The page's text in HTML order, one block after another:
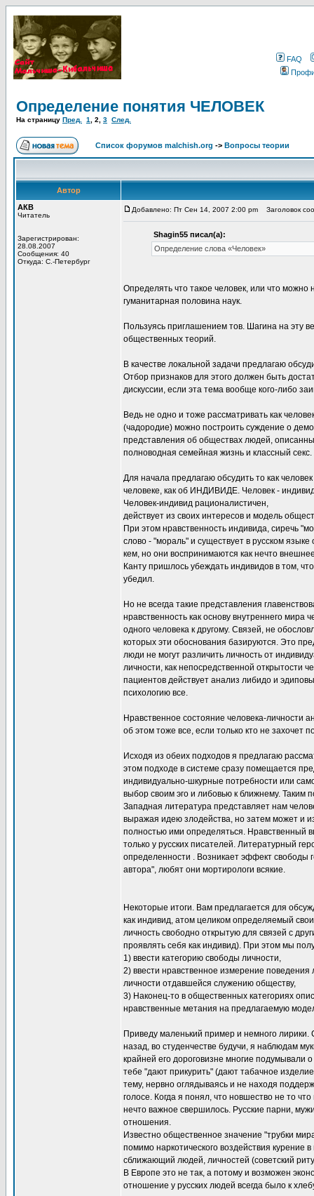
FAQ
Определение понятия ЧЕЛОВЕК
На страницу Пред. 1 2 3 След.
Список форумов malchish.org -> Вопросы теории
Автор
АКВ
Читатель
Зарегистрирован:
28.08.2007
Сообщения: 40
Откуда: С.-Петербург
Добавлено: Пт Сен 14, 2007 2:00 pm Заголовок
Shagin55 писал(а):
Определение слова «Человек»
Определять что такое человек, или что
гуманитарная половина наук.
Пользуясь приглашением тов. Шагина на эту
общественных теорий.
В качестве локальной задачи предлагаю
Отбор признаков для этого должен быть
дискуссии, если эта тема вообще кого-либо
Ведь не одно и тоже рассматривать как
(чадородие) можно построить суждение о
представления об обществах людей,
полноводная семейная жизнь и классный секс.
Для начала предлагаю обсудить то как
человеке, как об ИНДИВИДЕ. Человек -
Человек-индивид рационалистичен,
действует из своих интересов и модель
При этом нравственность индивида, сиречь
слово - "мораль" и существует в русском
кем, но они воспринимаются как нечто
Канту пришлось убеждать индивидов в том,
убедил.
Но не всегда такие представления
нравственность как основу внутреннего мира
одного человека к другому. Связей, не
которых эти обоснования базируются. Это
люди не могут различить личность от
личности, как непосредственной открытости
пациентов действует анализ либидо и
психологию все.
Нравственное состояние человека-личности
об этом тоже все, если только кто не захочет
Исходя из обеих подходов я предлагаю
этом подходе в системе сразу помещается
индивидуально-шкурные потребности или
выбор своим эго и либовью к ближнему. Таким
Западная литература представляет нам
выражая идею злодейства, но затем может и
полностью ими определяться. Нравственный
только у русских писателей. Литературный
определенности . Возникает эффект свободы
автора", любят они мортирологи всякие.
Некоторые итоги. Вам предлагается для
как индивид, атом целиком определяемый
личность свободно открытую для связей с
проявлять себя как индивид). При этом мы
1) ввести категорию свободы личности,
2) ввести нравственное измерение
личности отдавшейся служению обществу,
3) Наконец-то в общественных категориях
нравственные метания на предлагаемую
Приведу маленький пример и немного
назад, во студенчестве будучи, я наблюдам
крайней его дороговизне многие подумывали
тебе "дают прикурить" (дают табачное
тему, нервно оглядываясь и не находя
голосе. Когда я понял, что новшество не то
нечто важное свершилось. Русские парни,
отношения.
Известно общественное значение "трубки
помимо наркотического воздействия
сближающий людей, личностей (советский
В Европе это не так, а потому и возможен
отношение у русских людей всегда было к